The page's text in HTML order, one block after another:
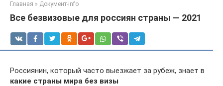
Главная » Документ-info
Все безвизовые для россиян страны — 2021
Россиянин, который часто выезжает за рубеж, знает в
какие страны мира без визы